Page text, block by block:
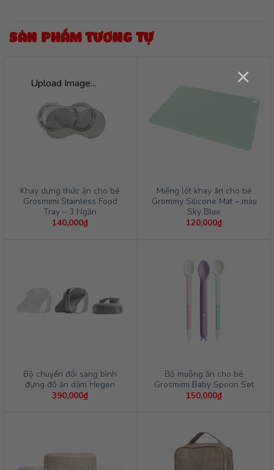
Upload Image... ×
SẢN PHẨM TƯƠNG TỰ
Khay dựng thức ăn cho bé
Grosmimi Stainless Food
Tray – 3 Ngăn
140,000₫
Miếng lót khay ăn cho bé
Grommy Silicone Mat – màu
Sky Blue
120,000₫
Bộ chuyển đổi sang bình
đựng đồ ăn dặm Hegen
390,000₫
Bộ muỗng ăn cho bé
Grosmimi Baby Spoon Set
150,000₫